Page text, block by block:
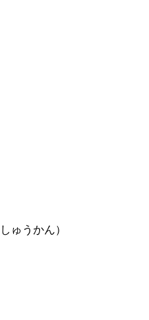
ゅうかん）